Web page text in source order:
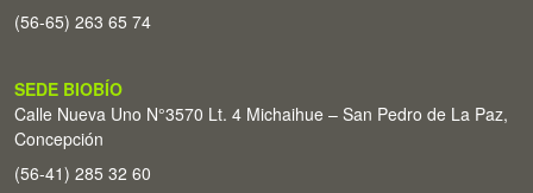
(56-65) 263 65 74
SEDE BIOBÍO
Calle Nueva Uno N°3570 Lt. 4 Michaihue – San Pedro de La Paz,
Concepción
(56-41) 285 32 60